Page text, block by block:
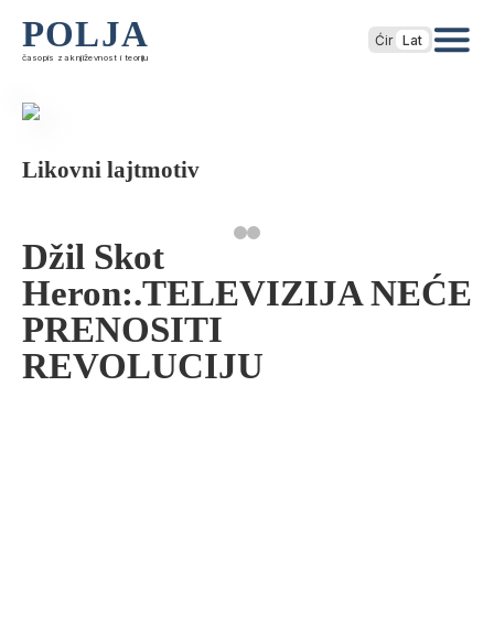
POLJA
časopis za književnost i teoriju
Ćir Lat
Likovni lajtmotiv
Džil Skot
Heron:.TELEVIZIJA NEĆE
PRENOSITI
REVOLUCIJU